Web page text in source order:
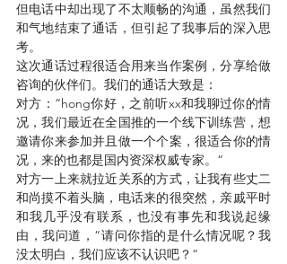
但电话中却出现了不太顺畅的沟通，虽然我们
和气地结束了通话，但引起了我事后的深入思
考。
这次通话过程很适合用来当作案例，分享给做
咨询的伙伴们。我们的通话大致是：
对方：“hong你好，之前听xx和我聊过你的情
况，我们最近在全国推的一个线下训练营，想
邀请你来参加并且做一个个案，很适合你的情
况，来的也都是国内资深权威专家。“
对方一上来就拉近关系的方式，让我有些丈二
和尚摸不着头脑，电话来的很突然，亲戚平时
和我几乎没有联系，也没有事先和我说起缘
由，我问道，“请问你指的是什么情况呢？我
没太明白，我们应该不认识吧？“